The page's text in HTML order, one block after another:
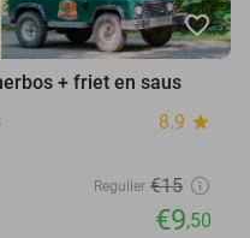
favorite_border
+ friet en saus
8.9 star
Regulier €15
€9,50